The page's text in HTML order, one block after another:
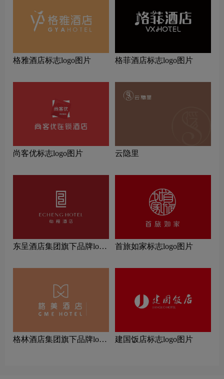
格雅酒店标志logo图片 格菲酒店标志logo图片
尚客优标志logo图片 云隐里
东呈酒店集团旗下品牌logo
首旅如家标志logo图片
‌格林酒店集团旗下品牌logo
建国饭店标志logo图片